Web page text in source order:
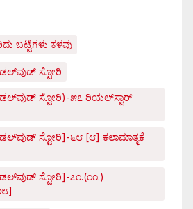
ಬಟ್ಟೆಗಳು ಕಳವು
ಸ್ಟೋರಿ
ಸ್ಟೋರಿ)-೫೭ ರಿಯಲ್‌ಸ್ಟಾರ್
ಸ್ಟೋರಿ]-೬೮ [೮] ಕಲಾಮಾತೃಕೆ
ಸ್ಟೋರಿ]-೭೧.(೧೧.)